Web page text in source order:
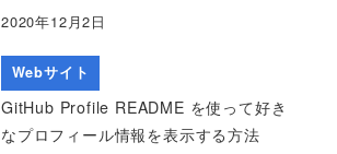
2020年12月2日
Webサイト
GitHub Profile README を使って好き
なプロフィール情報を表示する方法